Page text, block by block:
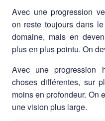
Avec une progression
on reste toujours dans
domaine, mais en
plus en plus pointu. On
Avec une progression
choses différentes, sur
moins en profondeur. On
une vision plus large.